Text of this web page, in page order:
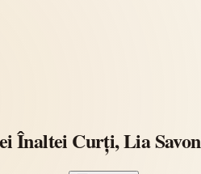
Înaltei Curți, Lia